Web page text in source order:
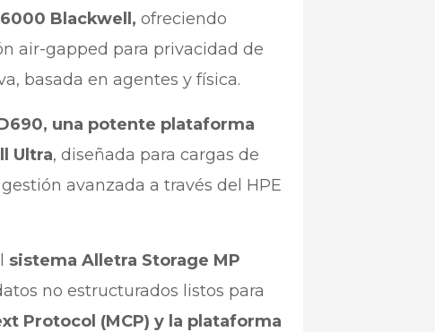
6000 Blackwell, ofreciendo
air-gapped para privacidad de
basada en agentes y física.
una potente plataforma
Ultra, diseñada para cargas de
avanzada a través del HPE
sistema Alletra Storage MP
no estructurados listos para
Protocol (MCP) y la plataforma